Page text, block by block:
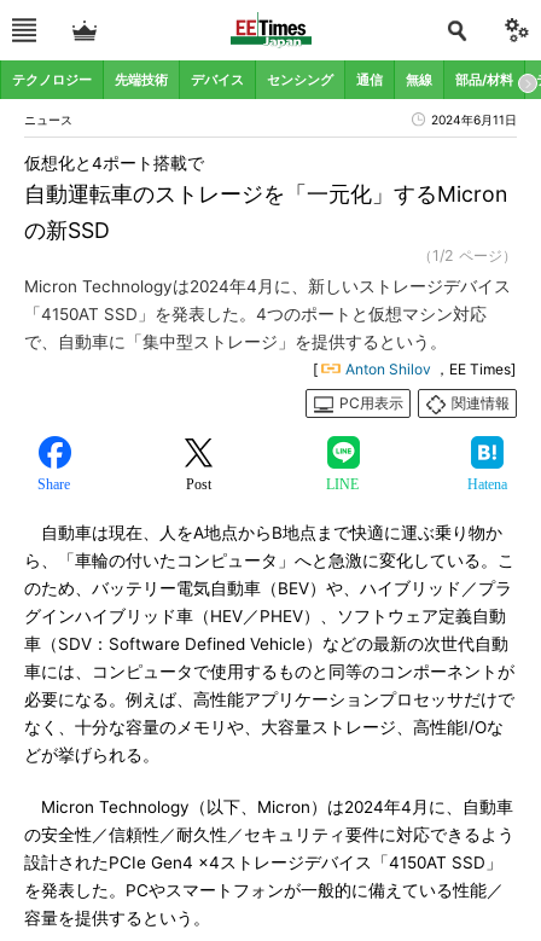
テクノロジー 先端技術 デバイス センシング 通信 無線 部品/材料
ニュース 2024年6月11日
自動運転車のストレージを「一元化」するMicron
の新SSD
仮想化と4ポート搭載で
（1/2 ページ）
Micron Technologyは2024年4月に、新しいストレージデバイス
「4150AT SSD」を発表した。4つのポートと仮想マシン対応
で、自動車に「集中型ストレージ」を提供するという。
[ Anton Shilov ，EE Times]
PC用表示
関連情報
Share Post LINE Hatena
自動車は現在、人をA地点からB地点まで快適に運ぶ乗り物か
ら、「車輪の付いたコンピュータ」へと急激に変化している。こ
のため、バッテリー電気自動車（BEV）や、ハイブリッド／プラ
グインハイブリッド車（HEV／PHEV）、ソフトウェア定義自動
車（SDV：Software Defined Vehicle）などの最新の次世代自動
車には、コンピュータで使用するものと同等のコンポーネントが
必要になる。例えば、高性能アプリケーションプロセッサだけで
なく、十分な容量のメモリや、大容量ストレージ、高性能I/Oな
どが挙げられる。
Micron Technology（以下、Micron）は2024年4月に、自動車
の安全性／信頼性／耐久性／セキュリティ要件に対応できるよう
設計されたPCIe Gen4 x4ストレージデバイス「4150AT SSD」
を発表した。PCやスマートフォンが一般的に備えている性能／
容量を提供するという。